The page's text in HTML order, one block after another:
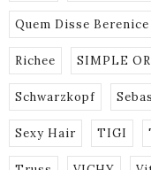
Quem Disse Berenice
Richee SIMPLE
Schwarzkopf
Sexy Hair TIGI